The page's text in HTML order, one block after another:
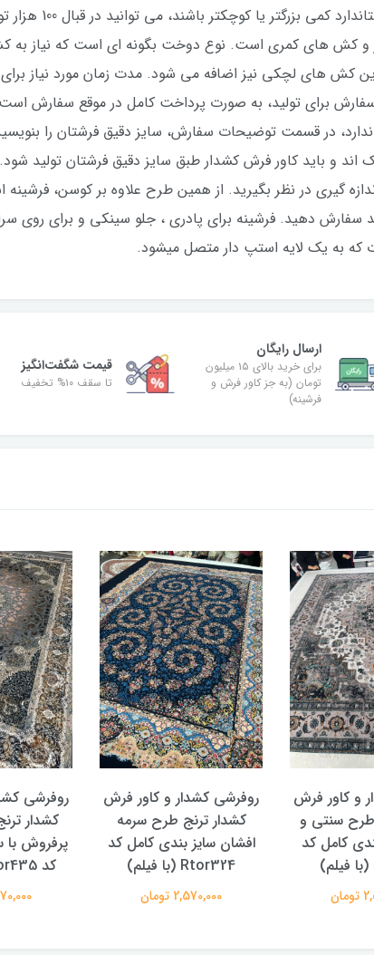
در صورتی که فرش
و کش های کمری است. نوع دوخت بگونه ای است که نیاز به
برای تولید، به صورت پرداخت کامل در موقع سفارش
در قسمت توضیحات سفارش، سایز دقیق فرشتان را
و باید کاور فرش کشدار طبق سایز دقیق فرشتان تولید شود.
گیری در نظر بگیرید. از همین طرح علاوه بر کوسن،
سفارش دهید. فرشینه برای پادری ، جلو سینکی و برای روی
به یک لایه استپ دار متصل میشود.
ارسال رایگان
برای خرید بالای ۱۵ میلیون
تومان (به جز کاور فرش و
فرشینه)
قیمت شگفت‌انگیز
تا سقف ۱۰% تخفیف
و کاور فرش
طرح سنتی و
کامل کد
روفرشی کشدار و کاور فرش
کشدار ترنج طرح سرمه
افشان سایز بندی کامل کد
Rtor324 (با فیلم)
2,570,000 تومان
روفرشی
کشدار
پرفروش با
کد Rtor435 (با فیلم)